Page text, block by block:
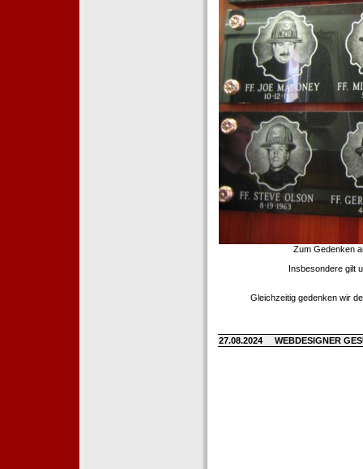
Zum Gedenken
Insbesondere gilt
Gleichzeitig gedenken wir
27.08.2024 WEBDESIGNER